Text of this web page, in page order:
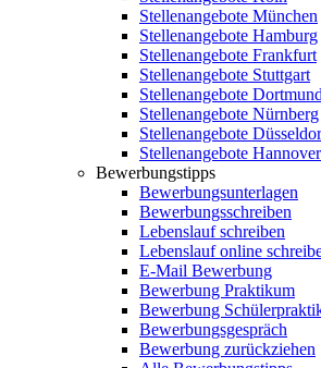
Stellenangebote München
Stellenangebote Hamburg
Stellenangebote Frankfurt
Stellenangebote Stuttgart
Stellenangebote Dortmund
Stellenangebote Nürnberg
Stellenangebote
Stellenangebote Hannover
Bewerbungstipps
Bewerbungsunterlagen
Bewerbungsschreiben
Lebenslauf schreiben
Lebenslauf online
E-Mail Bewerbung
Bewerbung Praktikum
Bewerbung
Bewerbungsgespräch
Bewerbung zurückziehen